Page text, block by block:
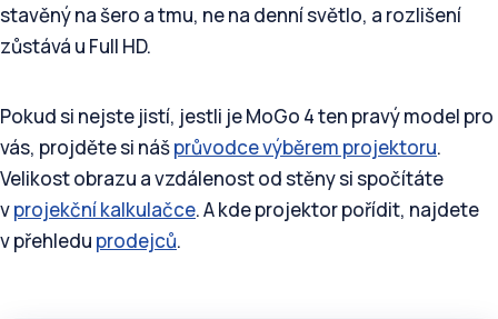
stavěný na šero a tmu, ne na denní světlo, a rozlišení
zůstává u Full HD.
Pokud si nejste jistí, jestli je MoGo 4 ten pravý model pro
vás, projděte si nášprůvodce výběrem projektoru.
Velikost obrazu a vzdálenost od stěny si spočítáte
vprojekční kalkulačce. A kde projektor pořídit, najdete
v přehledu prodejců.